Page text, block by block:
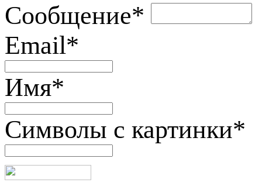
Сообщение*
Email*
Имя*
Символы с картинки*